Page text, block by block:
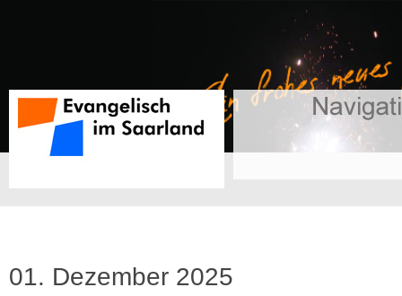
01. Dezember 2025